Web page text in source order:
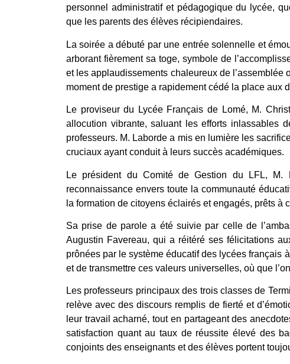
personnel administratif et pédagogique du lycée,
que les parents des élèves récipiendaires.
La soirée a débuté par une entrée solennelle et
arborant fièrement sa toge, symbole de
et les applaudissements chaleureux de
moment de prestige a rapidement cédé la place aux
Le proviseur du Lycée Français de Lomé, M.
allocution vibrante, saluant les efforts inlassables
professeurs. M. Laborde a mis en lumière les
cruciaux ayant conduit à leurs succès académiques.
Le président du Comité de Gestion du LFL,
reconnaissance envers toute la communauté
la formation de citoyens éclairés et engagés, prêts à
Sa prise de parole a été suivie par celle de
Augustin Favereau, qui a réitéré ses félicitations
prônées par le système éducatif des lycées français
et de transmettre ces valeurs universelles, où que
Les professeurs principaux des trois classes de
relève avec des discours remplis de fierté et
leur travail acharné, tout en partageant des
satisfaction quant au taux de réussite élevé des
conjoints des enseignants et des élèves portent